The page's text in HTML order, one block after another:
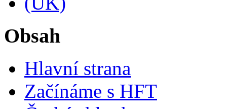
Obsah
Hlavní strana
Začínáme s HFT